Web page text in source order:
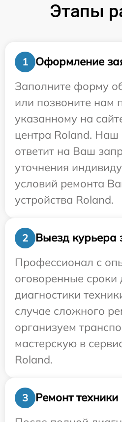
Этапы
1
Оформление
Заполните форму
или позвоните нам
указанному на
центра Roland. Наш
ответит на Ваш
уточнения
условий ремонта
устройства Roland.
2
Выезд курьера
Профессионал с
оговоренные сроки
диагностики
случае сложного
организуем
мастерскую в
Roland.
3
Ремонт техники